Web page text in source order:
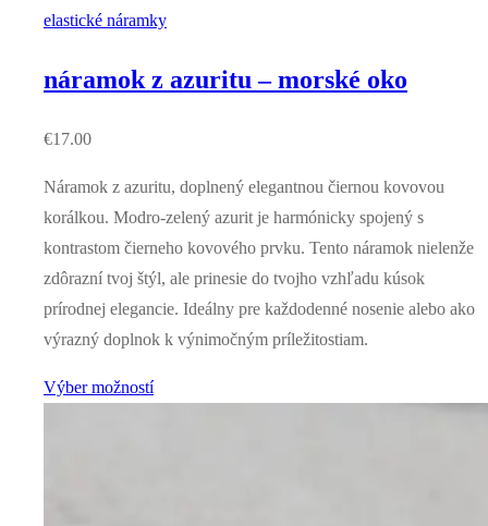
elastické náramky
náramok z azuritu – morské oko
€17.00
Náramok z azuritu, doplnený elegantnou čiernou kovovou
korálkou. Modro-zelený azurit je harmónicky spojený s
kontrastom čierneho kovového prvku. Tento náramok nielenže
zdôrazní tvoj štýl, ale prinesie do tvojho vzhľadu kúsok
prírodnej elegancie. Ideálny pre každodenné nosenie alebo ako
výrazný doplnok k výnimočným príležitostiam.
Výber možností